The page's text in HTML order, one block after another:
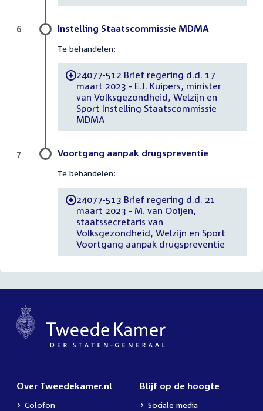
Instelling Staatscommissie MDMA
Te behandelen:
-24077-512 Brief regering d.d. 17
maart 2023 - E.J. Kuipers, minister
van Volksgezondheid, Welzijn en
Sport Instelling Staatscommissie
MDMA
6
Voortgang aanpak drugspreventie
Te behandelen:
-24077-513 Brief regering d.d. 21
maart 2023 - M. van Ooijen,
staatssecretaris van
Volksgezondheid, Welzijn en Sport
Voortgang aanpak drugspreventie
7
Over Tweedekamer.nl
Colofon
Blijf op de hoogte
Sociale media